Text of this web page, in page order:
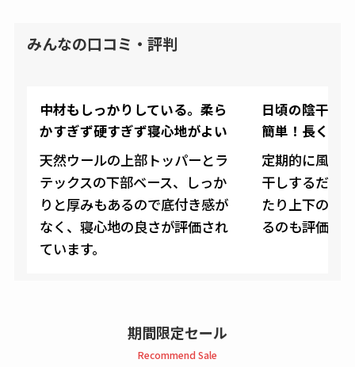
みんなの口コミ・評判
中材もしっかりしている。柔ら
かすぎず硬すぎず寝心地がよい
天然ウールの上部トッパーとラ
テックスの下部ベース、しっか
りと厚みもあるので底付き感が
なく、寝心地の良さが評価され
ています。
日頃の陰干し
簡単！長く使
定期的に風通
干しするだけ
たり上下の向
るのも評価ポ
期間限定セール
Recommend Sale